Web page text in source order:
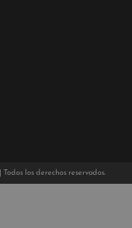
| Todos los derechos reservados.